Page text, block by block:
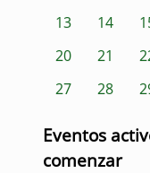
13 14
20
21
27 28
Eventos
comenzar